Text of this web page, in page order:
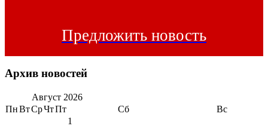
Предложить новость
Архив новостей
Август 2026
ПнВтСрЧтПт Сб Вс
1